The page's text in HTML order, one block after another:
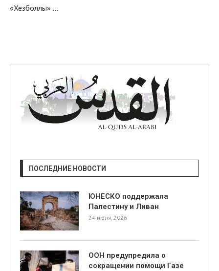
«Хезболлы» …
ПОСЛЕДНИЕ НОВОСТИ
ЮНЕСКО поддержала
Палестину и Ливан
24 июля, 2026
ООН предупредила о
сокращении помощи Газе